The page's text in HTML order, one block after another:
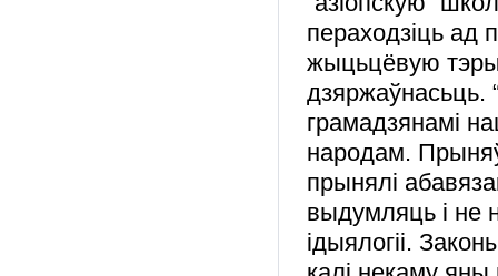
пераходзіць ад
жыцьцёвую
дзяржаўнасьць.
грамадзянамі
народам.
прынялі
выдумляць і не
ідыялогіі.